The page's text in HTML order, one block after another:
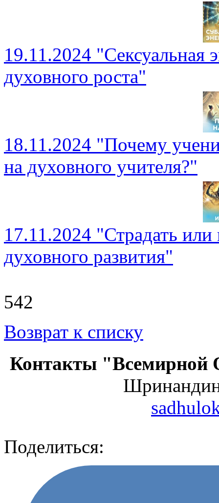
19.11.2024 "Сексуальная
духовного роста"
18.11.2024 "Почему
на духовного учителя?"
17.11.2024 "Страдать или
духовного развития"
542
Возврат к списку
Контакты
Поделиться: